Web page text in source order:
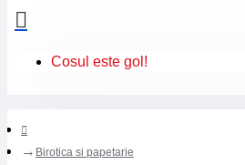
Cosul este gol!
Birotica si papetarie